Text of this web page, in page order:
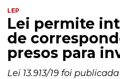
LEP
Lei permite
de
presos para
Lei 13.913/19 foi